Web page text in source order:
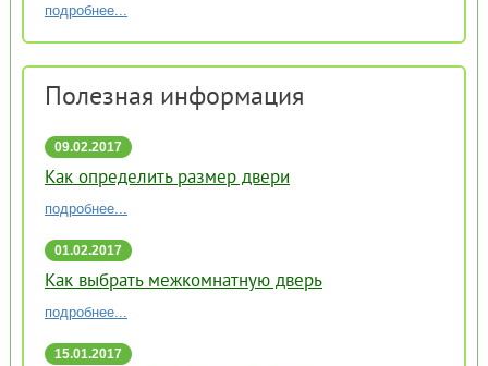
подробнее...
Полезная информация
09.02.2017
Как определить размер двери
подробнее...
01.02.2017
17:58
Как выбрать межкомнатную дверь
подробнее...
15.01.2017